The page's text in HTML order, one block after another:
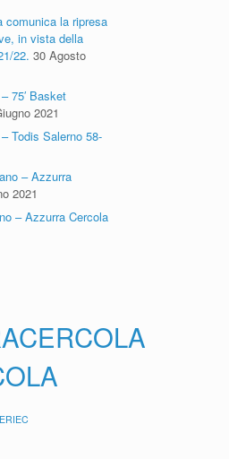
comunica la ripresa
in vista della
22. 30 Agosto
75′ Basket
2021
Todis Salerno 58-
– Azzurra
2021
– Azzurra Cercola